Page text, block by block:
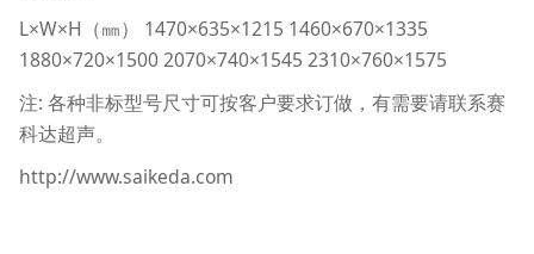
L×W×H（㎜） 1470×635×1215 1460×670×1335
1880×720×1500 2070×740×1545 2310×760×1575
注: 各种非标型号尺寸可按客户要求订做，有需要请联系赛
科达超声。
http://www.saikeda.com